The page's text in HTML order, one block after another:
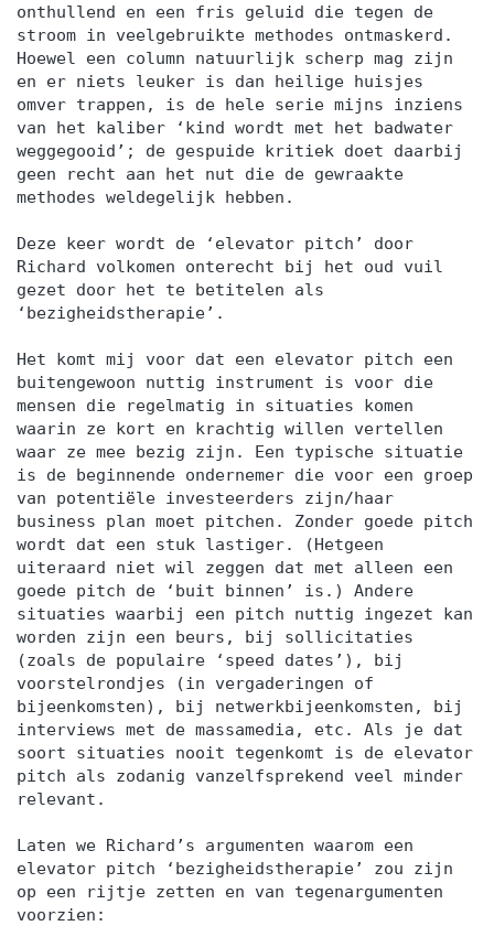
onthullend en een fris geluid die tegen de
stroom in veelgebruikte methodes ontmaskerd.
Hoewel een column natuurlijk scherp mag zijn
en er niets leuker is dan heilige huisjes
omver trappen, is de hele serie mijns inziens
van het kaliber ‘kind wordt met het badwater
weggegooid’; de gespuide kritiek doet daarbij
geen recht aan het nut die de gewraakte
methodes weldegelijk hebben.
Deze keer wordt de ‘elevator pitch’ door
Richard volkomen onterecht bij het oud vuil
gezet door het te betitelen als
‘bezigheidstherapie’.
Het komt mij voor dat een elevator pitch een
buitengewoon nuttig instrument is voor die
mensen die regelmatig in situaties komen
waarin ze kort en krachtig willen vertellen
waar ze mee bezig zijn. Een typische situatie
is de beginnende ondernemer die voor een groep
van potentiële investeerders zijn/haar
business plan moet pitchen. Zonder goede pitch
wordt dat een stuk lastiger. (Hetgeen
uiteraard niet wil zeggen dat met alleen een
goede pitch de ‘buit binnen’ is.) Andere
situaties waarbij een pitch nuttig ingezet kan
worden zijn een beurs, bij sollicitaties
(zoals de populaire ‘speed dates’), bij
voorstelrondjes (in vergaderingen of
bijeenkomsten), bij netwerkbijeenkomsten, bij
interviews met de massamedia, etc. Als je dat
soort situaties nooit tegenkomt is de elevator
pitch als zodanig vanzelfsprekend veel minder
relevant.
Laten we Richard’s argumenten waarom een
elevator pitch ‘bezigheidstherapie’ zou zijn
op een rijtje zetten en van tegenargumenten
voorzien: